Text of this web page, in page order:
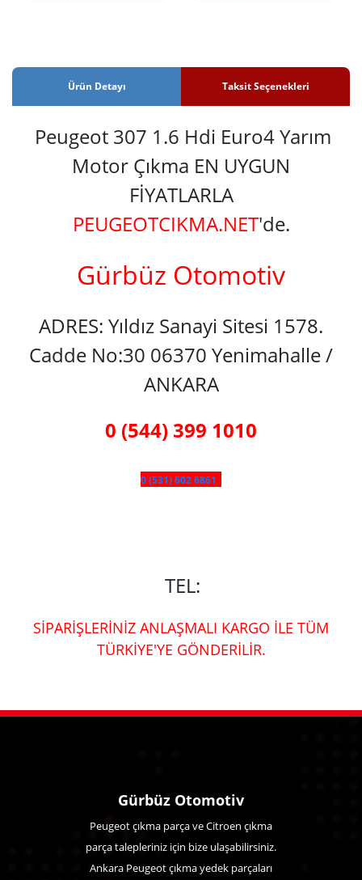
Ürün Detayı Taksit Seçenekleri
Peugeot 307 1.6 Hdi Euro4 Yarım
Motor Çıkma EN UYGUN
FİYATLARLA
PEUGEOTCIKMA.NET'de.
Gürbüz Otomotiv
ADRES: Yıldız Sanayi Sitesi 1578.
Cadde No:30 06370 Yenimahalle /
ANKARA
0 (544) 399 1010
0 (531) 602 6861
TEL:
SİPARİŞLERİNİZ ANLAŞMALI KARGO İLE TÜM
TÜRKİYE'YE GÖNDERİLİR.
Gürbüz Otomotiv
Peugeot çıkma parça ve Citroen çıkma
parça talepleriniz için bize ulaşabilirsiniz.
Ankara Peugeot çıkma yedek parçaları